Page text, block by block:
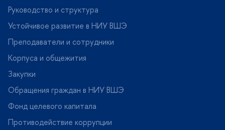
Руководство и структура
Устойчивое развитие в НИУ ВШЭ
Преподаватели и сотрудники
Корпуса и общежития
Закупки
Обращения граждан в НИУ ВШЭ
Фонд целевого капитала
Противодействие коррупции